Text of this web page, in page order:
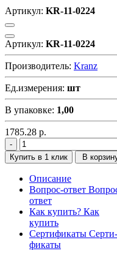
Артикул: KR-11-0224
Артикул: KR-11-0224
Производитель: Kranz
Ед.измерения: шт
В упаковке: 1,00
1785.28 р.
Купить в 1 клик В
Описание
Вопрос-ответ
ответ
Как купить? Как
купить
Сертификаты Серти-
фикаты